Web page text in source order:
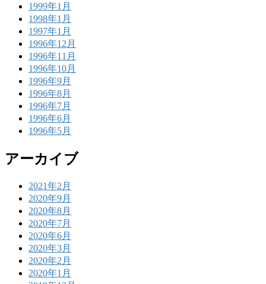
1999年1月
1998年1月
1997年1月
1996年12月
1996年11月
1996年10月
1996年9月
1996年8月
1996年7月
1996年6月
1996年5月
アーカイブ
2021年2月
2020年9月
2020年8月
2020年7月
2020年6月
2020年3月
2020年2月
2020年1月